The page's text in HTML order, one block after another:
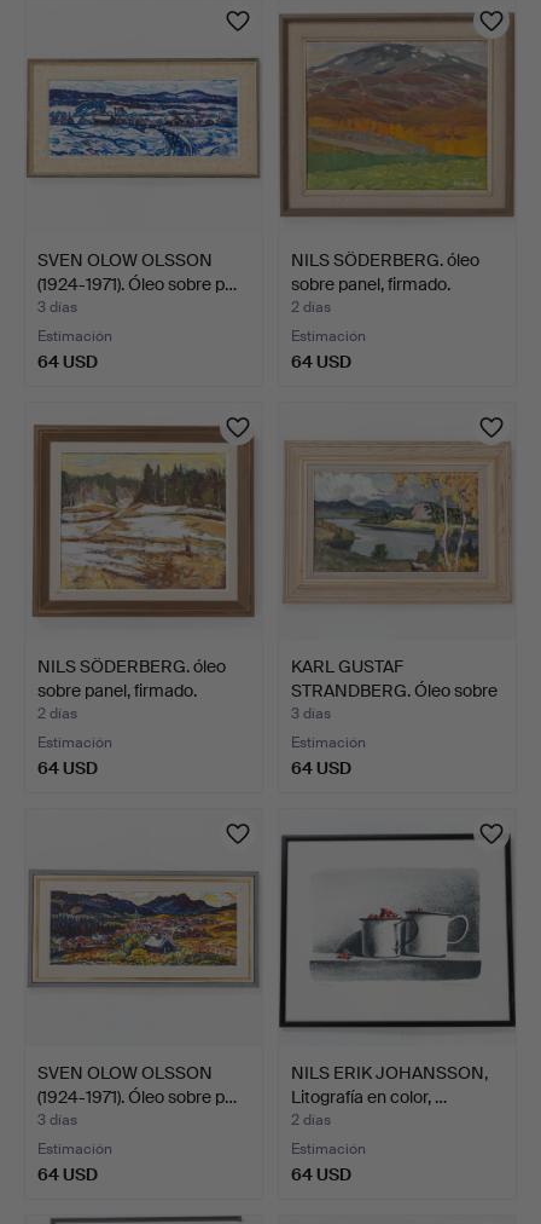
SVEN OLOW OLSSON
(1924-1971). Óleo sobre p…
3 días
Estimación
64 USD
NILS SÖDERBERG. óleo
sobre panel, firmado.
2 días
Estimación
64 USD
NILS SÖDERBERG. óleo
sobre panel, firmado.
2 días
Estimación
64 USD
KARL GUSTAF
STRANDBERG. Óleo sobre
lienzo,…
3 días
Estimación
64 USD
SVEN OLOW OLSSON
(1924-1971). Óleo sobre p…
3 días
Estimación
64 USD
NILS ERIK JOHANSSON,
Litografía en color, …
2 días
Estimación
64 USD